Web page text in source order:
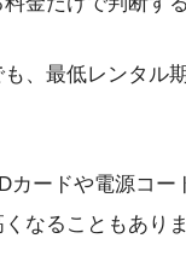
、最低レンタル
カードや電源コ
なることもありま